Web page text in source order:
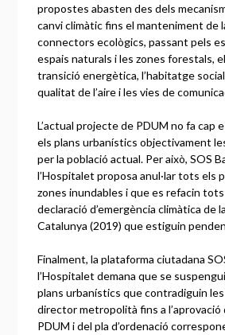
propostes abasten des dels
canvi climàtic fins el manteniment de
connectors ecològics, passant pels
espais naturals i les zones forestals, el
transició energètica, l’habitatge
qualitat de l’aire i les vies de
L’actual projecte de PDUM no fa cap
els plans urbanístics objectivament
per la població actual. Per això, SOS
l’Hospitalet proposa anul·lar tots els
zones inundables i que es refacin
declaració d’emergència climàtica de
Catalunya (2019) que estiguin
Finalment, la plataforma ciutadana
l’Hospitalet demana que se
plans urbanístics que contradiguin
director metropolità fins a
PDUM i del pla d’ordenació